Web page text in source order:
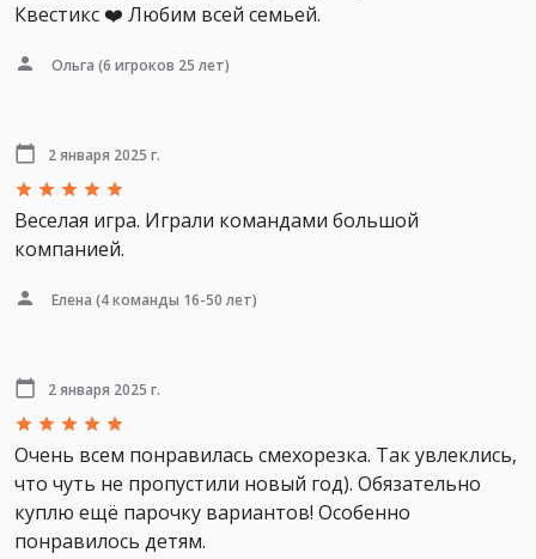
Квестикс ❤️ Любим всей семьей.
Ольга (6 игроков 25 лет)
2 января 2025 г.
Веселая игра. Играли командами большой
компанией.
Елена (4 команды 16-50 лет)
2 января 2025 г.
Очень всем понравилась смехорезка. Так увлеклись,
что чуть не пропустили новый год). Обязательно
куплю ещё парочку вариантов! Особенно
понравилось детям.